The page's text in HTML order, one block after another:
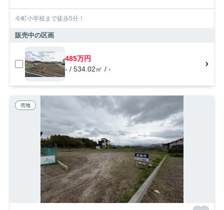
今町小学校まで徒歩5分！
販売中の区画
485万円
- / 534.02㎡ / -
売地